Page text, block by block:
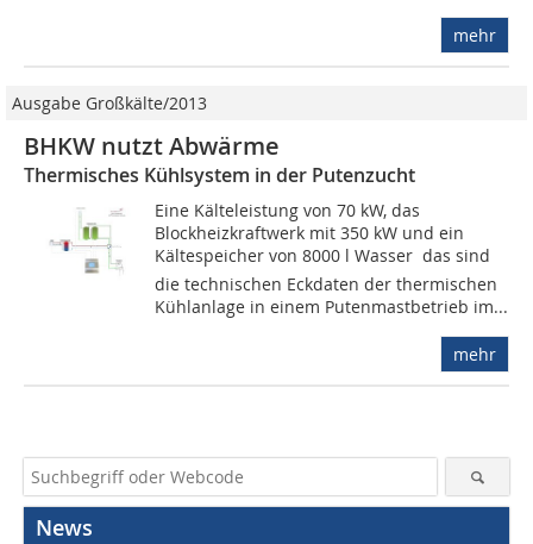
mehr
Ausgabe Großkälte/2013
BHKW nutzt Abwärme
Thermisches Kühlsystem in der Putenzucht
Eine Kälteleistung von 70 kW, das
Blockheizkraftwerk mit 350 kW und ein
Kältespeicher von 8000 l Wasser  das sind
die technischen Eckdaten der thermischen
Kühlanlage in einem Putenmastbetrieb im...
mehr
News